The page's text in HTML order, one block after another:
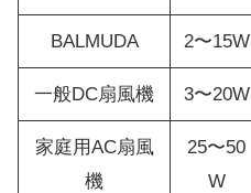
BALMUDA 2〜15W
一般DC扇風機 3〜20W
家庭用AC扇風
機
25〜50
W